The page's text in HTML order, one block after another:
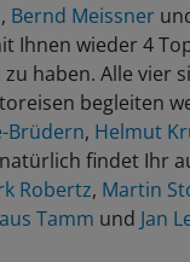
, Bernd Meissner
Ihnen wieder 4
haben. Alle vier
begleiten
Brüdern, Helmut
findet Ihr
Robertz, Martin
Tamm und Jan